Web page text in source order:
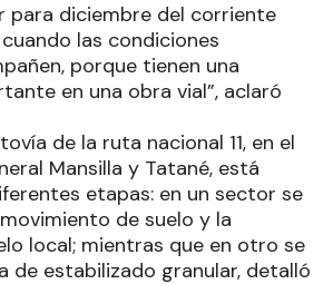
para diciembre del corriente
las condiciones
porque tienen una
en una obra vial”, aclaró
de la ruta nacional 11, en el
Mansilla y Tatané, está
etapas: en un sector se
de suelo y la
local; mientras que en otro se
de estabilizado granular, detalló